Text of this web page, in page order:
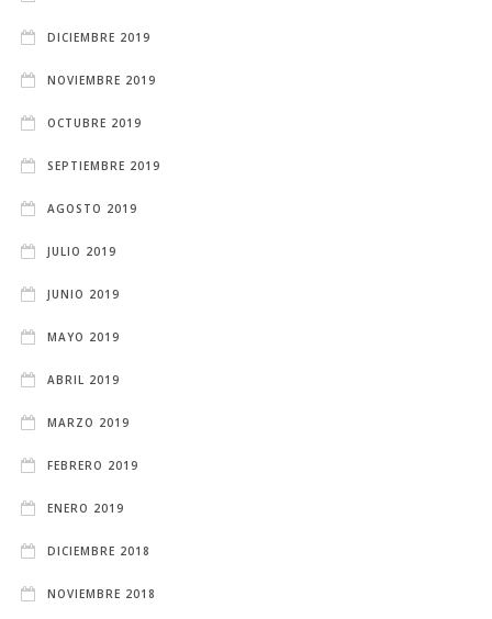
DICIEMBRE 2019
NOVIEMBRE 2019
OCTUBRE 2019
SEPTIEMBRE 2019
AGOSTO 2019
JULIO 2019
JUNIO 2019
MAYO 2019
ABRIL 2019
MARZO 2019
FEBRERO 2019
ENERO 2019
DICIEMBRE 2018
NOVIEMBRE 2018